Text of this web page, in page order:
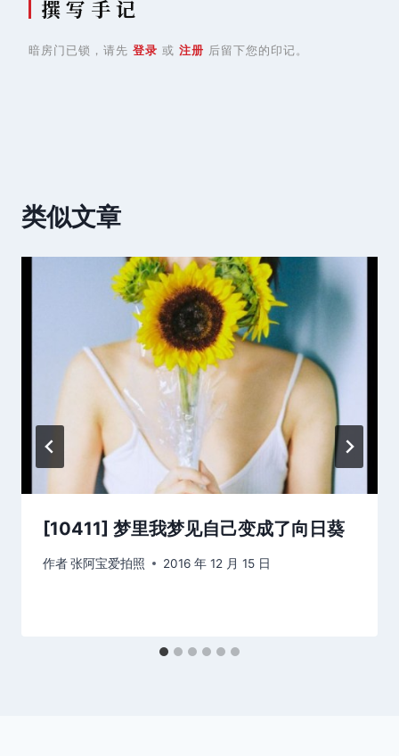
撰 写 手 记
暗房门已锁，请先 登录 或 注册 后留下您的印记。
类似文章
[10411] 梦里我梦见自己变成了向日葵
作者张阿宝爱拍照 2016 年 12 月 15 日